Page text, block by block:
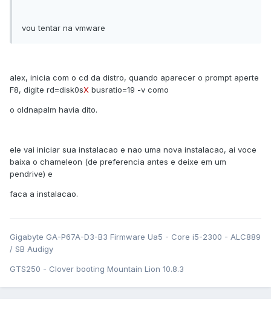
vou tentar na vmware
alex, inicia com o cd da distro, quando aparecer o prompt aperte
F8, digite rd=disk0sX busratio=19 -v como
o oldnapalm havia dito.
ele vai iniciar sua instalacao e nao uma nova instalacao, ai voce
baixa o chameleon (de preferencia antes e deixe em um
pendrive) e
faca a instalacao.
Gigabyte GA-P67A-D3-B3 Firmware Ua5 - Core i5-2300 - ALC889
/ SB Audigy
GTS250 - Clover booting Mountain Lion 10.8.3